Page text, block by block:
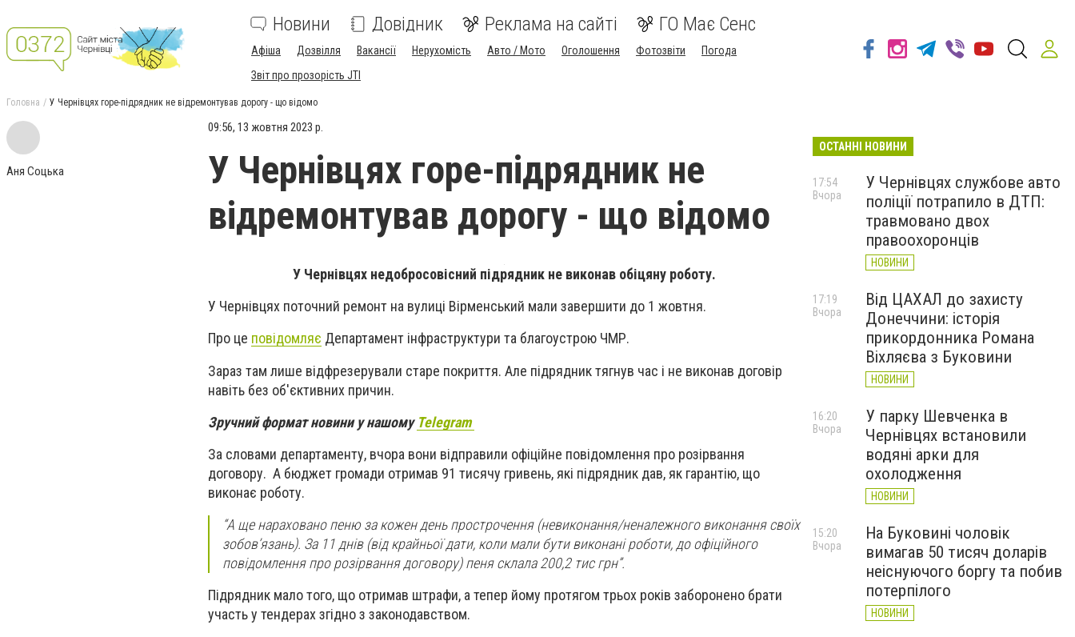
Новини Довідник Реклама на сайті ГО Має Сенс
Афіша Дозвілля Вакансії Нерухомість Авто / Мото Оголошення Фотозвіти
Погода
Звіт про прозорість JTI
Головна У Чернівцях горе-підрядник не відремонтував дорогу - що відомо
Аня Соцька
09:56, 13 жовтня 2023 р.
У Чернівцях горе-підрядник не
відремонтував дорогу - що відомо
У Чернівцях недобросовісний підрядник не виконав обіцяну роботу.
У Чернівцях поточний ремонт на вулиці Вірменський мали завершити до 1 жовтня.
Про це повідомляє Департамент інфраструктури та благоустрою ЧМР.
Зараз там лише відфрезерували старе покриття. Але підрядник тягнув час і не виконав договір
навіть без об'єктивних причин.
Зручний формат новини у нашому Telegram
За словами департаменту, вчора вони відправили офіційне повідомлення про розірвання
договору. А бюджет громади отримав 91 тисячу гривень, які підрядник дав, як гарантію, що
виконає роботу.
“А ще нараховано пеню за кожен день прострочення (невиконання/неналежного виконання своїх
зобов’язань). За 11 днів (від крайньої дати, коли мали бути виконані роботи, до офіційного
повідомлення про розірвання договору) пеня склала 200,2 тис грн”.
Підрядник мало того, що отримав штрафи, а тепер йому протягом трьох років заборонено брати
участь у тендерах згідно з законодавством.
ОСТАННІ НОВИНИ
У Чернівцях службове авто
поліції потрапило в ДТП:
травмовано двох
правоохоронців
НОВИНИ
17:54
Вчора
Від ЦАХАЛ до захисту
Донеччини: історія
прикордонника Романа
Віхляєва з Буковини
НОВИНИ
17:19
Вчора
У парку Шевченка в
Чернівцях встановили
водяні арки для
охолодження
НОВИНИ
16:20
Вчора
На Буковині чоловік
вимагав 50 тисяч доларів
неіснуючого боргу та побив
потерпілого
НОВИНИ
15:20
Вчора